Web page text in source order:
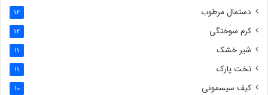
دستمال مرطوب 12
کرم سوختگی 12
شیر خشک 11
تخت پارک 11
کیف سیسمونی 10